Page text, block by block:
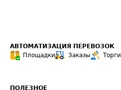
АВТОМАТИЗАЦИЯ ПЕРЕВОЗОК
Площадки
Заказы Торги
ПОЛЕЗНОЕ